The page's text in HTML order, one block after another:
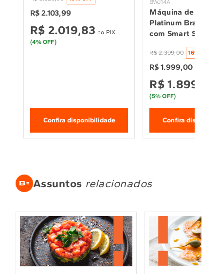
R$ 2.103,99
R$ 2.019,83 no PIX
(4% OFF)
Confira disponibilidade
BWJ14A
Máquina de Lavar
Platinum
com Smart
BWJ14A9
R$ 2.399,00 16% OFF
R$ 1.999,00
R$ 1.899
(5% OFF)
Confira
Assuntos relacionados